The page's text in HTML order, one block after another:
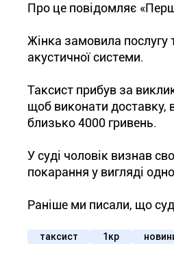
Про це повідомляє
Жінка замовила послугу
акустичної системи.
Таксист прибув за
щоб виконати доставку,
близько 4000 гривень.
У суді чоловік визнав
покарання у вигляді
Раніше ми писали, що
таксист 1кр